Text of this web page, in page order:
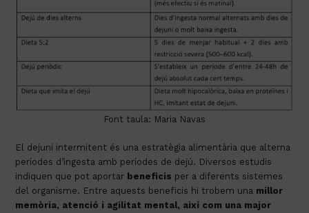
Font taula: Maria Navas
El dejuni intermitent és una estratègia alimentària que alterna
períodes d’ingesta amb períodes de dejú. Diversos estudis
indiquen que pot aportar beneficis per a diferents sistemes
del organisme. Entre aquests beneficis hi trobem una millor
memòria, atenció i agilitat mental, així com una major